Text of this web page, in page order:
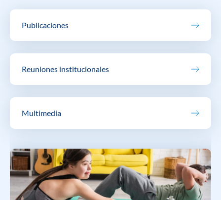
Publicaciones
Reuniones institucionales
Multimedia